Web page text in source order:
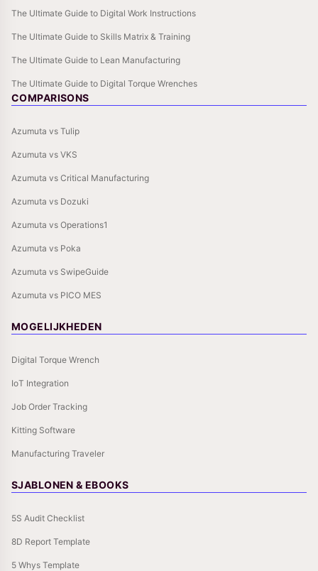
The Ultimate Guide to Digital Work Instructions
The Ultimate Guide to Skills Matrix & Training
The Ultimate Guide to Lean Manufacturing
The Ultimate Guide to Digital Torque Wrenches
COMPARISONS
Azumuta vs Tulip
Azumuta vs VKS
Azumuta vs Critical Manufacturing
Azumuta vs Dozuki
Azumuta vs Operations1
Azumuta vs Poka
Azumuta vs SwipeGuide
Azumuta vs PICO MES
MOGELIJKHEDEN
Digital Torque Wrench
IoT Integration
Job Order Tracking
Kitting Software
Manufacturing Traveler
SJABLONEN & EBOOKS
5S Audit Checklist
8D Report Template
5 Whys Template